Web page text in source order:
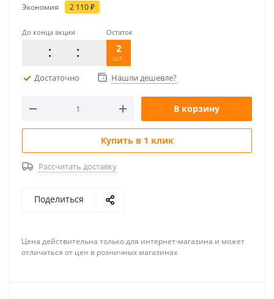
Экономия 2 110₽
До конца акции Остаток
2
шт.
Достаточно Нашли дешевле?
В корзину
Купить в 1 клик
Рассчитать доставку
Поделиться
Цена действительна только для интернет-магазина и может
отличаться от цен в розничных магазинах